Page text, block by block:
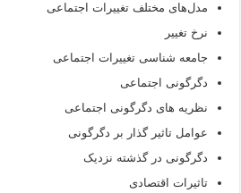
مدل‌های مختلف‌ تغييرات‌ اجتماعی
نرخ‌ تغيير
جامعه شناسی تغییرات اجتماعی
دگرگونی اجتماعی
نظریه های دگرگونی اجتماعی
عوامل تاثیر گذار بر دگرگونی
دگرگونی در گذشته نزدیک
تاثیرات اقتصادی